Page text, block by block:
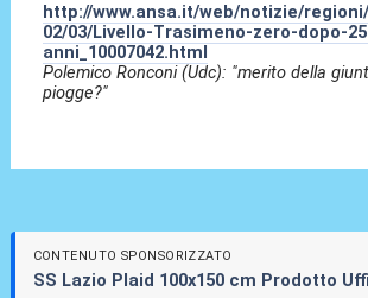
http://www.ansa.it/web/notizie/
02/03/Livello-Trasimeno-zero-dopo-
anni_10007042.html
Polemico Ronconi (Udc): "merito della
piogge?"
CONTENUTO SPONSORIZZATO
SS Lazio Plaid 100x150 cm Prodotto